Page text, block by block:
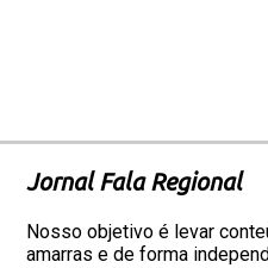
Jornal Fala Regional
Nosso objetivo é levar
amarras e de forma